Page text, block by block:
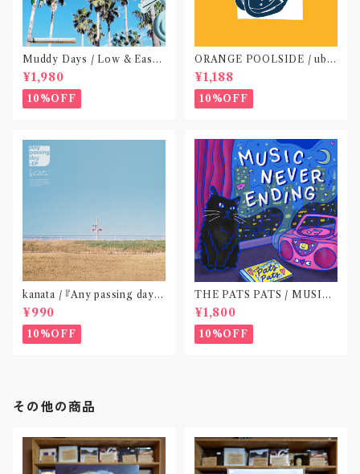
Muddy Days / Low & Easy
Life〝東京〟
¥1,980
10%OFF
ORANGE POOLSIDE / ubu
(CD作品)〝神奈川・厚木〟
¥1,188
10%OFF
kanata / 『Any passing day -
EP』(CD作品)〝東京〟
¥990
10%OFF
THE PATS PATS / MUSIC
NEVER ENDING(CD作品)
¥1,800
10%OFF
その他の商品